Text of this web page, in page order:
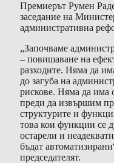
Премиерът Румен
заседание на
административна
„Започваме
– повишаване на
разходите. Няма да
до загуба на
рискове. Няма да има
преди да извършим
структурите и
това кои функции се
остарели и
бъдат
председателят.